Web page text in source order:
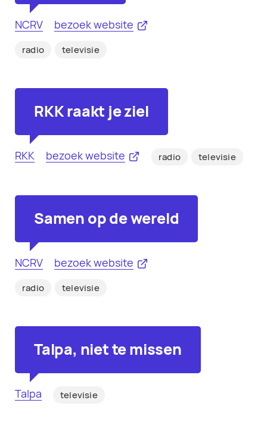
NCRV bezoek website
radio televisie
RKK raakt je ziel
RKK bezoek website radio televisie
Samen op de wereld
NCRV bezoek website
radio televisie
Talpa, niet te missen
Talpa televisie